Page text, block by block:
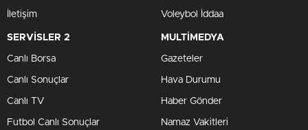
İletişim Voleybol İddaa
SERVİSLER 2
Canlı Borsa
Canlı Sonuçlar
Canlı TV
Futbol Canlı Sonuçlar
MULTİMEDYA
Gazeteler
Hava Durumu
Haber Gönder
Namaz Vakitleri